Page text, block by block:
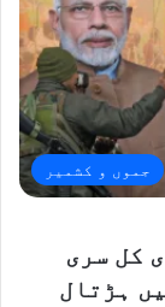
جموں و کشمیر
کل سری
ہڑتال